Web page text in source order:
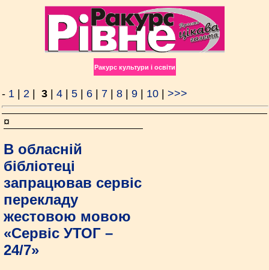
Ракурс культури і освіти
- 1 2 3 4 5 6 7 8 9 10 >>>
¤
В обласній
бібліотеці
запрацював сервіс
перекладу
жестовою мовою
«Сервіс УТОГ –
24/7»